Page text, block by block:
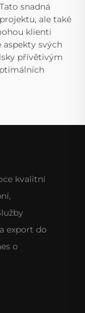
snadná
ale také
klienti
svých
přívětivým
kvalitní
export do
o